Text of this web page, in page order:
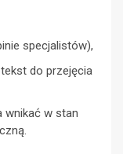
specjalistów),
do przejęcia
wnikać w stan